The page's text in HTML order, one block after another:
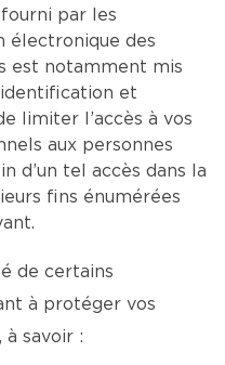
par les
électronique des
est notamment mis
et
limiter l’accès à vos
aux personnes
d’un tel accès dans la
fins énumérées
de certains
à protéger vos
savoir :